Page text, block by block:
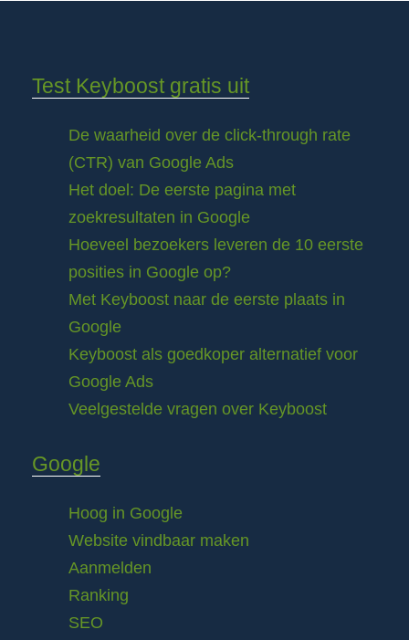
Test Keyboost gratis uit
De waarheid over de click-through rate
(CTR) van Google Ads
Het doel: De eerste pagina met
zoekresultaten in Google
Hoeveel bezoekers leveren de 10 eerste
posities in Google op?
Met Keyboost naar de eerste plaats in
Google
Keyboost als goedkoper alternatief voor
Google Ads
Veelgestelde vragen over Keyboost
Google
Hoog in Google
Website vindbaar maken
Aanmelden
Ranking
SEO